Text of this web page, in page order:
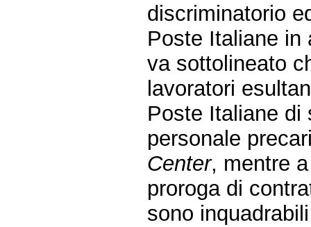
discriminatorio
Poste Italiane in
va sottolineato
lavoratori
Poste Italiane di
personale
Center, mentre
proroga di
sono